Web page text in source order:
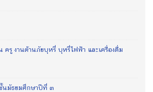
ครู งานต้านภัยบุหรี่ บุหรี่ไฟฟ้า และเครื่องดื่ม
นมัธยมศึกษาปีที่ ๓